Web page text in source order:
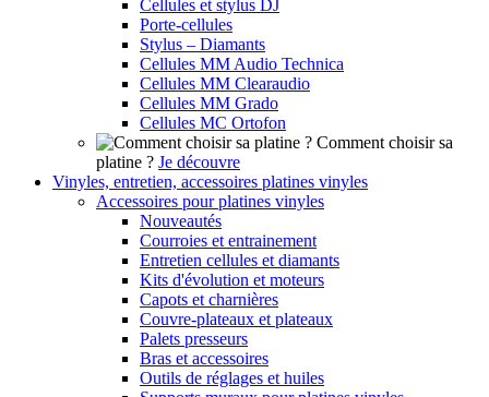
Cellules et stylus DJ
Porte-cellules
Stylus – Diamants
Cellules MM Audio Technica
Cellules MM Clearaudio
Cellules MM Grado
Cellules MC Ortofon
Comment choisir sa
platine ? Je découvre
Vinyles, entretien, accessoires platines vinyles
Accessoires pour platines vinyles
Nouveautés
Courroies et entrainement
Entretien cellules et diamants
Kits d'évolution et moteurs
Capots et charnières
Couvre-plateaux et plateaux
Palets presseurs
Bras et accessoires
Outils de réglages et huiles